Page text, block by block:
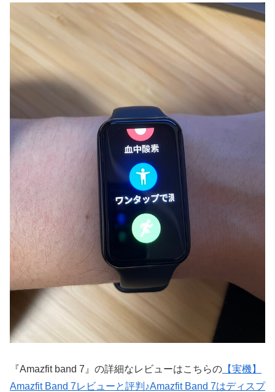
『Amazfit band 7』の詳細なレビューはこちらの 【実機】
Amazfit Band 7レビューと評判♪Amazfit Band 7はディスプ